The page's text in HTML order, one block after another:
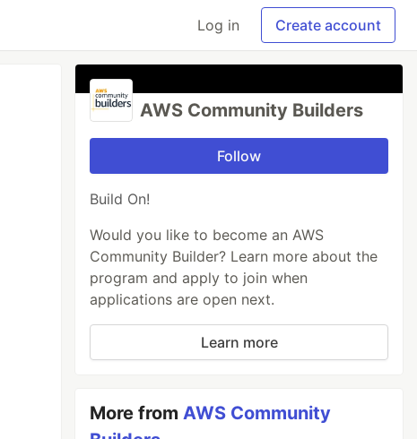
Log in Create account
AWS Community Builders
Follow
Build On!
Would you like to become an AWS
Community Builder? Learn more about the
program and apply to join when
applications are open next.
Learn more
More fromAWS Community